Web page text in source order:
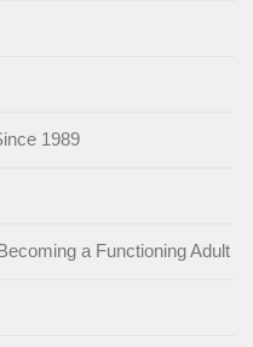
1989
a Functioning Adult